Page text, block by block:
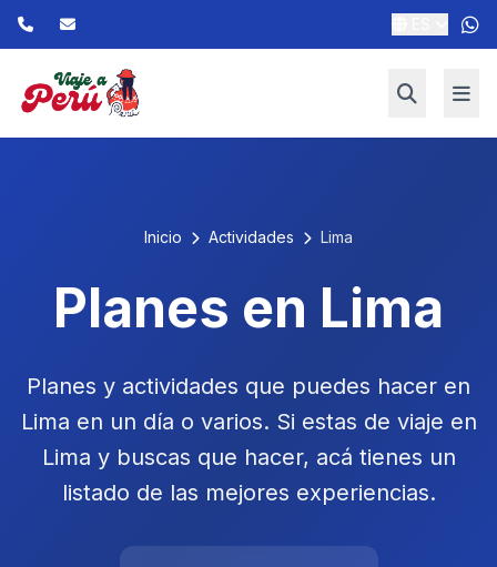
Inicio Actividades Lima
Planes en Lima
Planes y actividades que puedes hacer en
Lima en un día o varios. Si estas de viaje en
Lima y buscas que hacer, acá tienes un
listado de las mejores experiencias.